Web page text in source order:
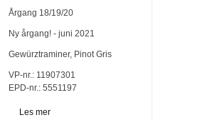
Årgang 18/19/20
Ny årgang! - juni 2021
Gewürztraminer, Pinot Gris
VP-nr.:11907301
EPD-nr.: 5551197
Les mer